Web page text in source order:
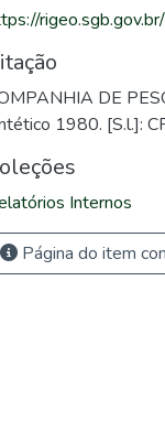
DE
1980. [S.l.]:
Internos
Página do item